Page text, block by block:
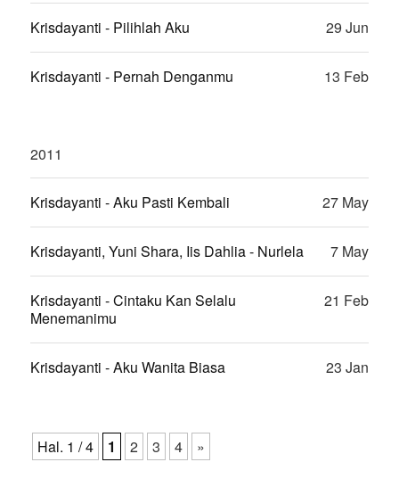
Krisdayanti - Pilihlah Aku 29 Jun
Krisdayanti - Pernah Denganmu 13 Feb
2011
Krisdayanti - Aku Pasti Kembali 27 May
Krisdayanti, Yuni Shara, Iis Dahlia - Nurlela 7 May
Krisdayanti - Cintaku Kan Selalu
Menemanimu
21 Feb
Krisdayanti - Aku Wanita Biasa 23 Jan
Hal. 1 / 4 1 2 3 4 »